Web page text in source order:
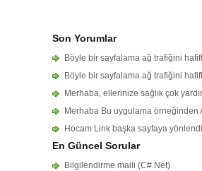
Son Yorumlar
Böyle bir sayfalama ağ trafiğini
Böyle bir sayfalama ağ trafiğini
Merhaba, ellerinize sağlık çok
Merhaba Bu uygulama örneğinden
Hocam Link başka sayfaya
En Güncel Sorular
Bilgilendirme maili (C#.Net)